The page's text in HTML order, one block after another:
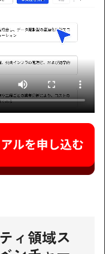
ィ領域ス